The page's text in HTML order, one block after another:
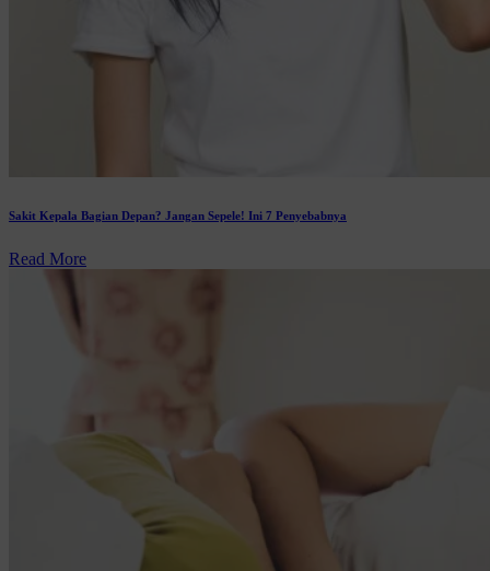
Sakit Kepala Bagian Depan? Jangan Sepele! Ini 7 Penyebabnya
Read More